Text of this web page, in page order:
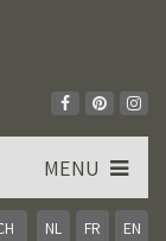
NL FR EN
MENU